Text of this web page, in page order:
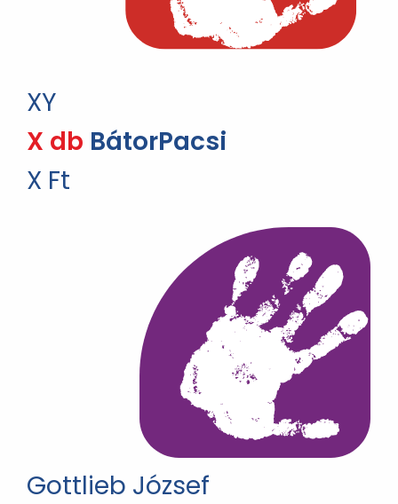
XY
X db BátorPacsi
X Ft
Gottlieb József